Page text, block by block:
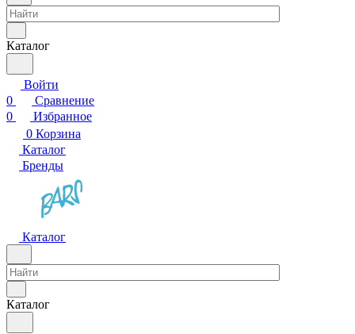
Каталог
Войти
0
Сравнение
0
Избранное
0 Корзина
Каталог
Бренды
Каталог
Каталог